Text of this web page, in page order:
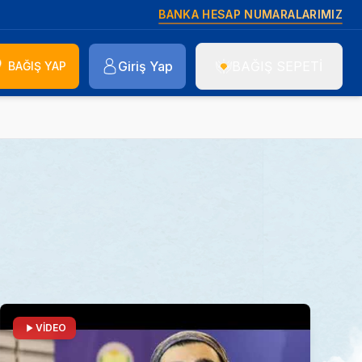
BANKA HESAP NUMARALARIMIZ
BAĞIŞ YAP Giriş Yap
VİDEO